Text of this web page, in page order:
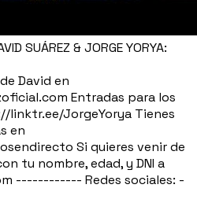
SUÁREZ & JORGE YORYA:
David en
Entradas para los
linktr.ee/JorgeYorya Tienes
en
Si quieres venir de
tu nombre, edad, y DNI a
------------ Redes sociales: -